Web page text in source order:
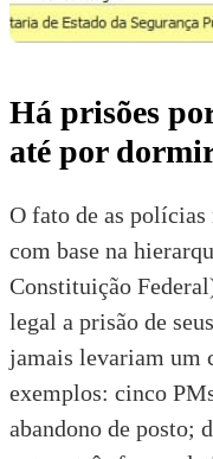
Há prisões
até por
O fato de as
com base na
Constituição
legal a prisão de
jamais levariam um
exemplos: cinco
abandono de posto;